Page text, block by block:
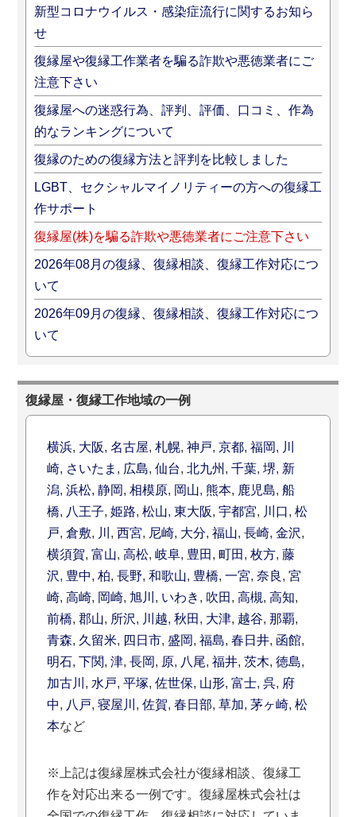
新型コロナウイルス・感染症流行に関するお知ら
せ
復縁屋や復縁工作業者を騙る詐欺や悪徳業者にご
注意下さい
復縁屋への迷惑行為、評判、評価、口コミ、作為
的なランキングについて
復縁のための復縁方法と評判を比較しました
LGBT、セクシャルマイノリティーの方への復縁工
作サポート
復縁屋(株)を騙る詐欺や悪徳業者にご注意下さい
2026年08月の復縁、復縁相談、復縁工作対応につ
いて
2026年09月の復縁、復縁相談、復縁工作対応につ
いて
復縁屋・復縁工作地域の一例
横浜, 大阪, 名古屋, 札幌, 神戸, 京都, 福岡, 川
崎, さいたま , 広島, 仙台, 北九州 , 千葉, 堺, 新
潟, 浜松, 静岡, 相模原, 岡山, 熊本, 鹿児島, 船
橋, 八王子, 姫路, 松山, 東大阪, 宇都宮, 川口, 松
戸, 倉敷, 川 , 西宮, 尼崎, 大分, 福山, 長崎, 金沢,
横須賀, 富山, 高松, 岐阜, 豊田 , 町田 , 枚方, 藤
沢, 豊中, 柏, 長野, 和歌山, 豊橋, 一宮, 奈良 , 宮
崎, 高崎, 岡崎, 旭川 , いわき , 吹田 , 高槻, 高知,
前橋, 郡山, 所沢, 川越, 秋田 , 大津, 越谷, 那覇,
青森, 久留米, 四日市, 盛岡, 福島, 春日井, 函館,
明石, 下関, 津, 長岡, 原, 八尾, 福井, 茨木, 徳島,
加古川 , 水戸, 平塚, 佐世保, 山形, 富士, 呉, 府
中, 八戸, 寝屋川 , 佐賀, 春日部, 草加, 茅ヶ崎, 松
本など
※上記は復縁屋株式会社が復縁相談、復縁工
作を対応出来る一例です。復縁屋株式会社は